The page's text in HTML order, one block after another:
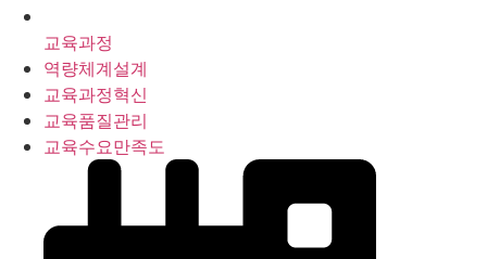
교육과정
역량체계설계
교육과정혁신
교육품질관리
교육수요만족도